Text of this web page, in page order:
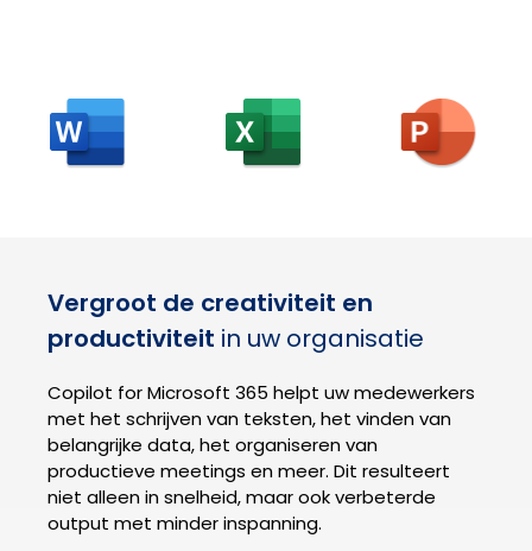
Vergroot de creativiteit en
productiviteit in uw organisatie
Copilot for Microsoft 365 helpt uw medewerkers
met het schrijven van teksten, het vinden van
belangrijke data, het organiseren van
productieve meetings en meer. Dit resulteert
niet alleen in snelheid, maar ook verbeterde
output met minder inspanning.